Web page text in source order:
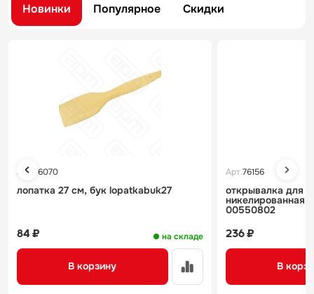
Новинки Популярное Скидки
Арт. 76070
лопатка 27 см, бук lopatkabuk27
на складе
84 ₽
В корзину
Арт.76156
открывалка для
никелированная
00550802
236 ₽
В